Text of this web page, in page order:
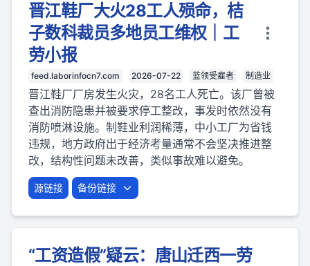
晋江鞋厂大火28工人殒命，桔
子数科裁员多地员工维权｜工
劳小报
feed.laborinfocn7.com 2026-07-22 蓝领受雇者 制造业
晋江鞋厂厂房发生火灾，28名工人死亡。该厂曾被
查出消防隐患并被要求停工整改，事发时依然没有
消防喷淋设施。制鞋业利润稀薄，中小工厂为省钱
违规，地方政府出于经济考量通常不会坚决推进整
改，结构性问题未改善，类似事故难以避免。
源链接 备份链接
“工资造假”疑云：唐山迁西一劳